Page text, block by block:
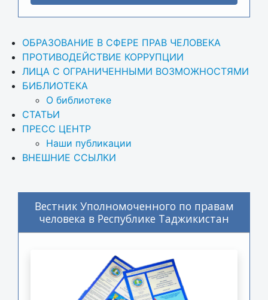
ОБРАЗОВАНИЕ В СФЕРЕ ПРАВ ЧЕЛОВЕКА
ПРОТИВОДЕЙСТВИЕ КОРРУПЦИИ
ЛИЦА С ОГРАНИЧЕННЫМИ ВОЗМОЖНОСТЯМИ
БИБЛИОТЕКА
О библиотеке
СТАТЬИ
ПРЕСС ЦЕНТР
Наши публикации
ВНЕШНИЕ ССЫЛКИ
Вестник Уполномоченного по правам
человека в Республике Таджикистан